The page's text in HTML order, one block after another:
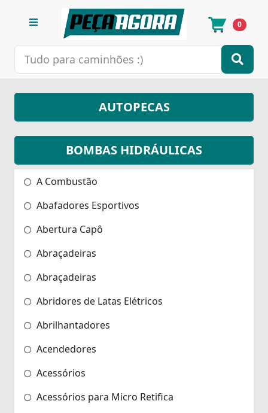
0
AUTOPECAS
BOMBAS HIDRÁULICAS
A Combustão
Abafadores Esportivos
Abertura Capô
Abraçadeiras
Abraçadeiras
Abridores de Latas Elétricos
Abrilhantadores
Acendedores
Acessórios
Acessórios para Micro Retifica